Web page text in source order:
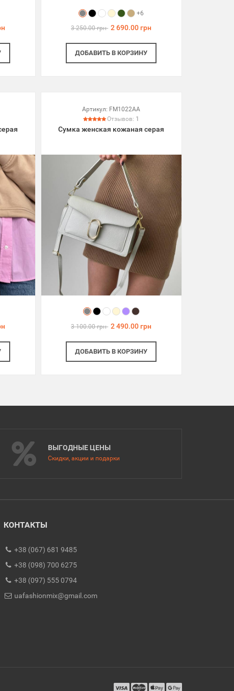
+6
3 250.00 грн 2 690.00 грн
ДОБАВИТЬ В КОРЗИНУ
Артикул: FM1022AA
Отзывов: 1
Сумка женская кожаная серая
3 100.00 грн 2 490.00 грн
ДОБАВИТЬ В КОРЗИНУ
ВЫГОДНЫЕ ЦЕНЫ
Скидки, акции и подарки
КОНТАКТЫ
+38 (067) 681 9485
+38 (098) 700 6275
+38 (097) 555 0794
uafashionmix@gmail.com